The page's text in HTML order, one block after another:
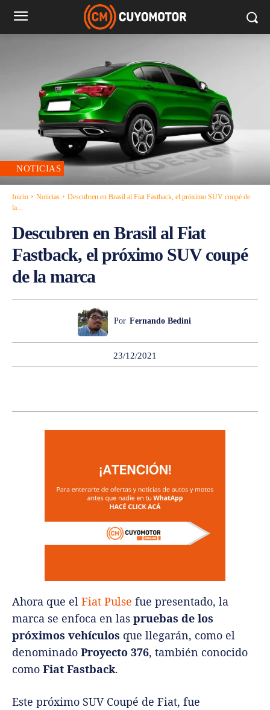
NOTICIAS
Inicio Noticias
Descubren en Brasil al Fiat Fastback, el próximo SUV coupé de
la...
Descubren en Brasil al Fiat
Fastback, el próximo SUV coupé
de la marca
Por Fernando Bedini
23/12/2021
Ahora que el Fiat Pulse fue presentado, la
marca se enfoca en las pruebas de los
próximos vehículos que llegarán, como el
denominado Proyecto 376, también conocido
como Fiat Fastback.
Este próximo SUV Coupé de Fiat, fue